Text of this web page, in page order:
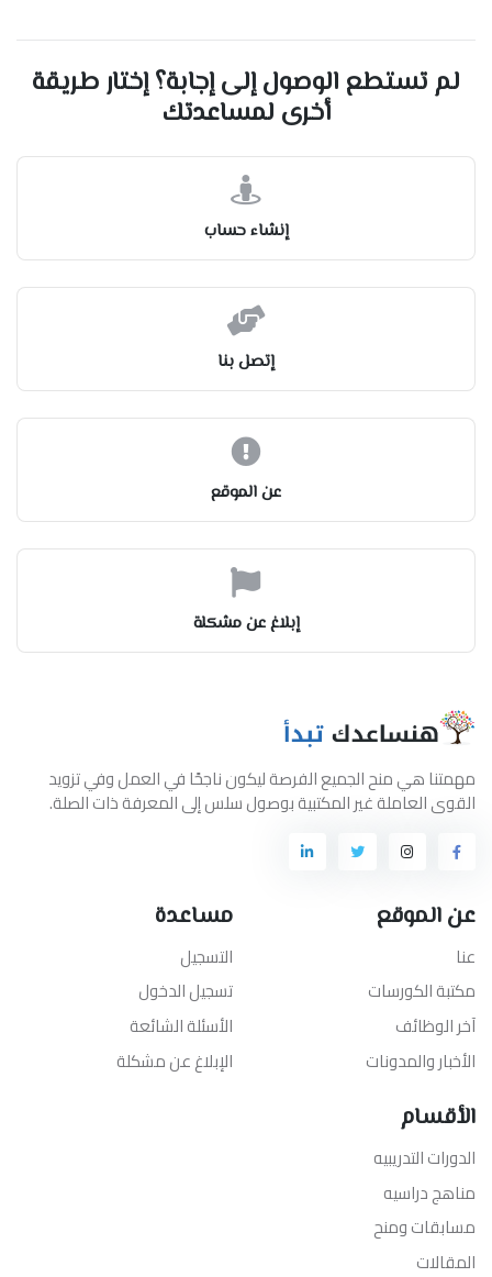
لم تستطع الوصول إلى إجابة؟ إختار طريقة
أخرى لمساعدتك
إنشاء حساب
إتصل بنا
عن الموقع
إبلاغ عن مشكلة
مهمتنا هي منح الجميع الفرصة ليكون ناجحًا في العمل وفي تزويد
القوى العاملة غير المكتبية بوصول سلس إلى المعرفة ذات الصلة.
عن الموقع
عنا
مكتبة الكورسات
آخر الوظائف
الأخبار والمدونات
مساعدة
التسجيل
تسجيل الدخول
الأسئلة الشائعة
الإبلاغ عن مشكلة
الأقسام
الدورات التدريبيه
مناهج دراسيه
مسابقات ومنح
المقالات